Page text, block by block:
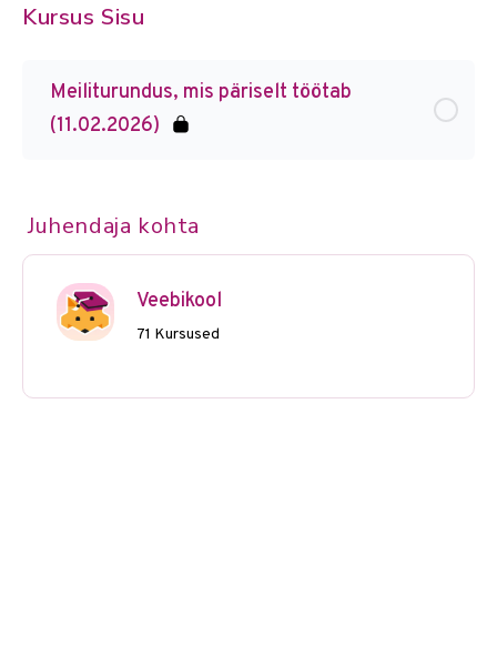
Kursus Sisu
Meiliturundus, mis päriselt töötab
(11.02.2026)
Juhendaja kohta
Veebikool
71 Kursused